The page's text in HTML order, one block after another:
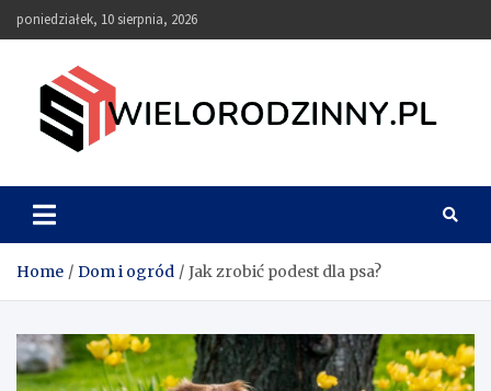
to
poniedziałek, 10 sierpnia, 2026
wielorodzinny.pl
Home Dom i ogród Jak zrobić podest dla psa?